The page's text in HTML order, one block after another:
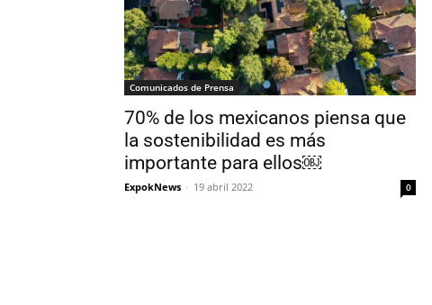
Comunicados de Prensa
70% de los mexicanos piensa que
la sostenibilidad es más
importante para ellos￼
ExpokNews - 19 abril 2022 0